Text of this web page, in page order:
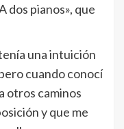
dos pianos», que
una intuición
cuando conocí
otros caminos
y que me